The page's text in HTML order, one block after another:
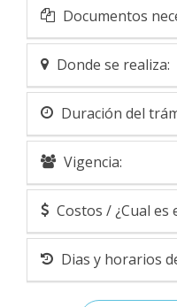
Documentos
Donde se realiza:
Duración del
Vigencia:
Costos / ¿Cual es
Dias y horarios